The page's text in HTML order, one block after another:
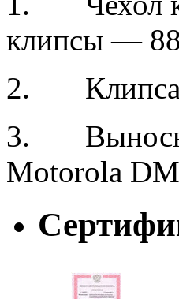
клипсы —
2. Клипса
3.
Motorola